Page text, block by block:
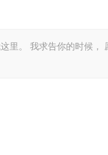
里。 我求告你的时候，